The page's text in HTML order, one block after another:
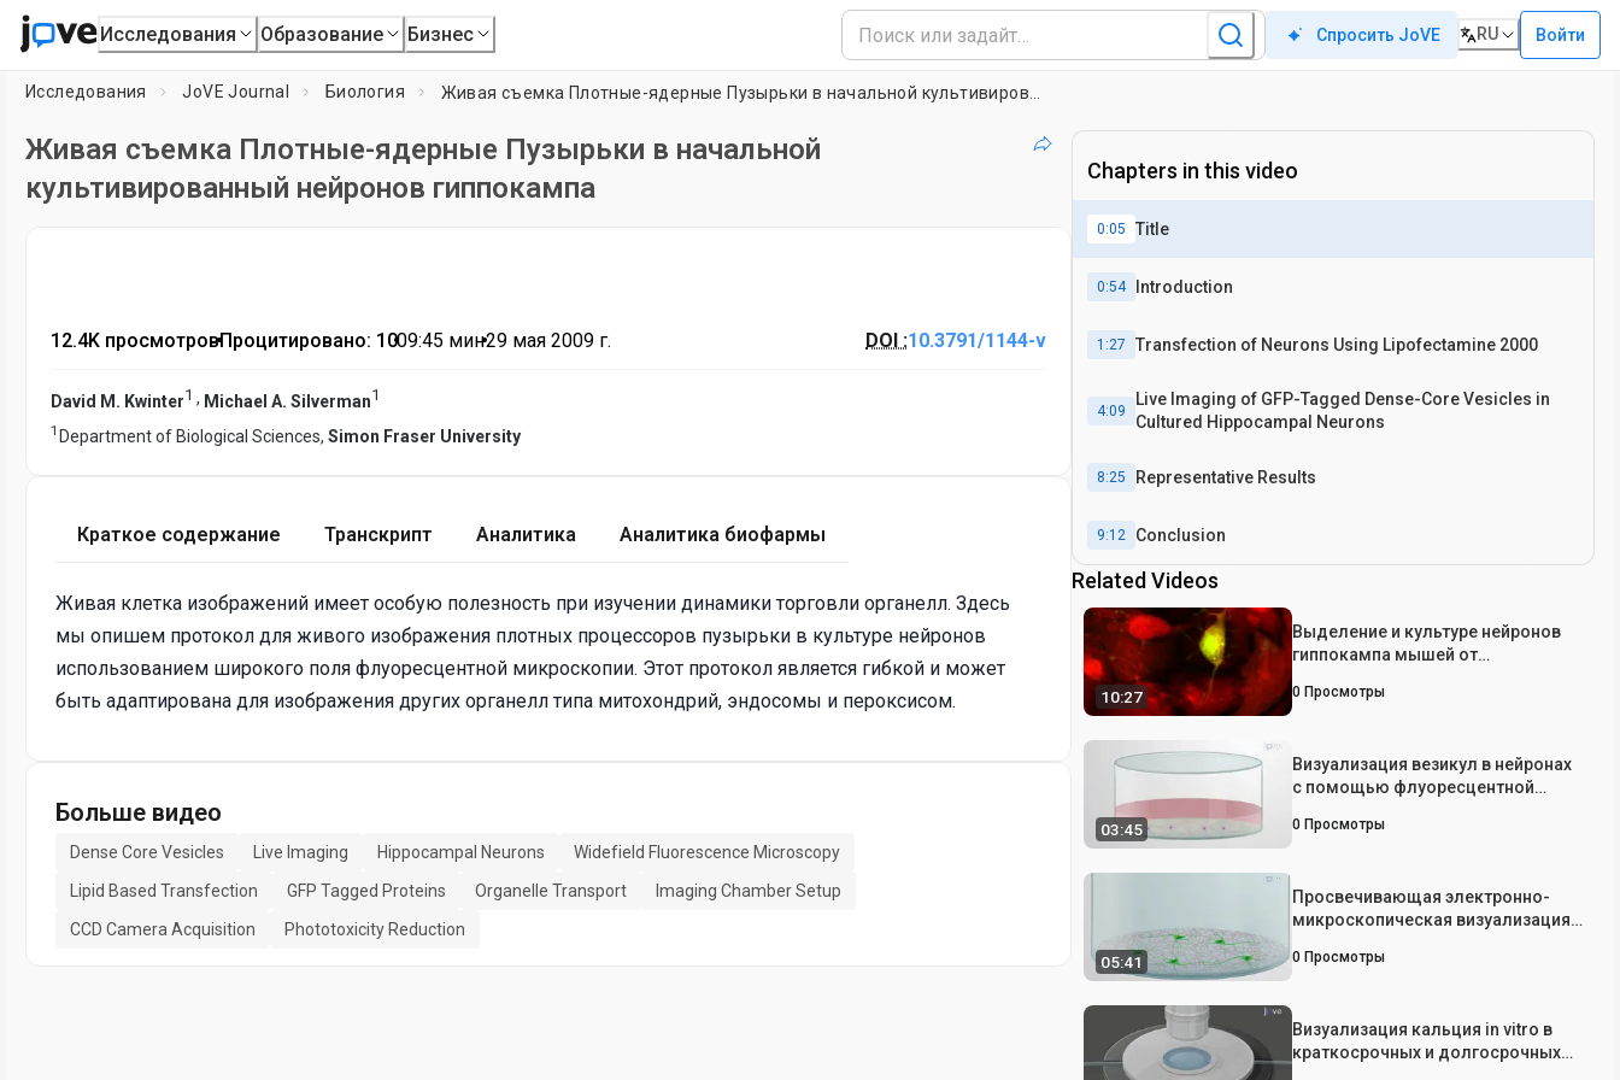
Исследования Образование Бизнес Спросить JoVE RU Войти
Исследования JoVE Journal Биология
Живая съемка Плотные-ядерные Пузырьки в начальной
культивированный нейронов гиппокампа
12.4K просмотров•Процитировано: 10•09:45 мин•29 мая 2009 г. DOI :10.3791/1144-v
David M. Kwinter1 , Michael A. Silverman1
1 Department of Biological Sciences, Simon Fraser University
Краткое содержание Транскрипт Аналитика Аналитика биофармы
Живая клетка изображений имеет особую полезность при изучении динамики торговли органелл. Здесь
мы опишем протокол для живого изображения плотных процессоров пузырьки в культуре нейронов
использованием широкого поля флуоресцентной микроскопии. Этот протокол является гибкой и может
быть адаптирована для изображения других органелл типа митохондрий, эндосомы и пероксисом.
Больше видео
Dense Core Vesicles Live Imaging Hippocampal Neurons
Widefield Fluorescence Microscopy
Lipid Based Transfection
GFP Tagged Proteins Organelle Transport
Imaging Chamber Setup
CCD Camera Acquisition
Phototoxicity Reduction
Chapters in this video
0:05 Title
0:54 Introduction
1:27 Transfection of Neurons Using Lipofectamine 2000
4:09
Live Imaging of GFP-Tagged Dense-Core Vesicles in
Cultured Hippocampal Neurons
8:25 Representative Results
9:12 Conclusion
Related Videos
10:27
Выделение и культуре нейронов
гиппокампа мышей от
0 Просмотры
03:45
Визуализация везикул в нейронах
с помощью флуоресцентной
0 Просмотры
05:41
Просвечивающая электронно-
микроскопическая визуализация
везикул в нейронах гиппокампа
0 Просмотры
Визуализация кальция in vitro в
краткосрочных и долгосрочных